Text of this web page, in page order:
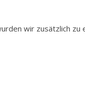
wir zusätzlich zu